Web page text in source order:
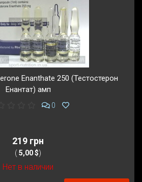
Enanthate 250 (Тестостерон
Енантат) амп
0
219 грн
( 5,00 $)
Нет в наличии